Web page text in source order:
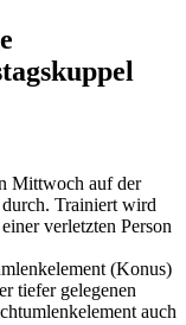
Mittwoch auf der
Trainiert wird
verletzten Person
(Konus)
tiefer gelegenen
auch